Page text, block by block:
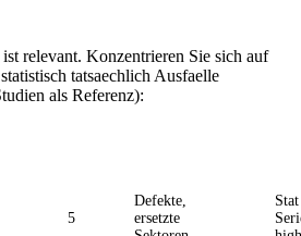
relevant. Konzentrieren Sie sich auf
tatsaechlich Ausfaelle
als Referenz):
5
Defekte,
ersetzte